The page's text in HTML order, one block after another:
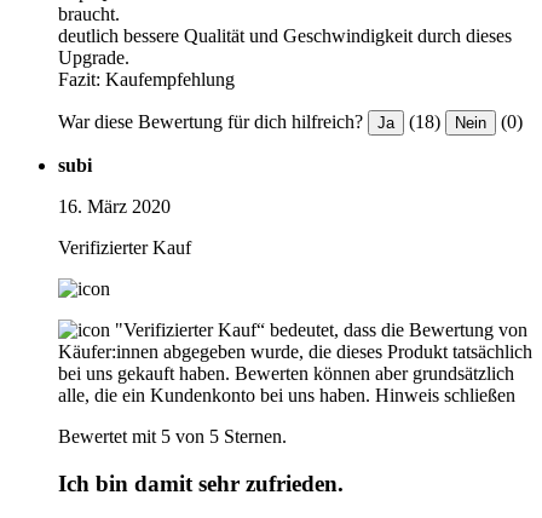
braucht.
deutlich bessere Qualität und Geschwindigkeit durch dieses
Upgrade.
Fazit: Kaufempfehlung
War diese Bewertung für dich hilfreich? Ja (18) Nein (0)
subi
16. März 2020
Verifizierter Kauf
"Verifizierter Kauf“ bedeutet, dass die Bewertung von
Käufer:innen abgegeben wurde, die dieses Produkt tatsächlich
bei uns gekauft haben. Bewerten können aber grundsätzlich
alle, die ein Kundenkonto bei uns haben. Hinweis schließen
Bewertet mit 5 von 5 Sternen.
Ich bin damit sehr zufrieden.